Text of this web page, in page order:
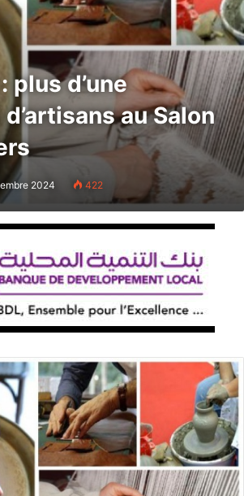
plus d’une
au Salon
2024 422